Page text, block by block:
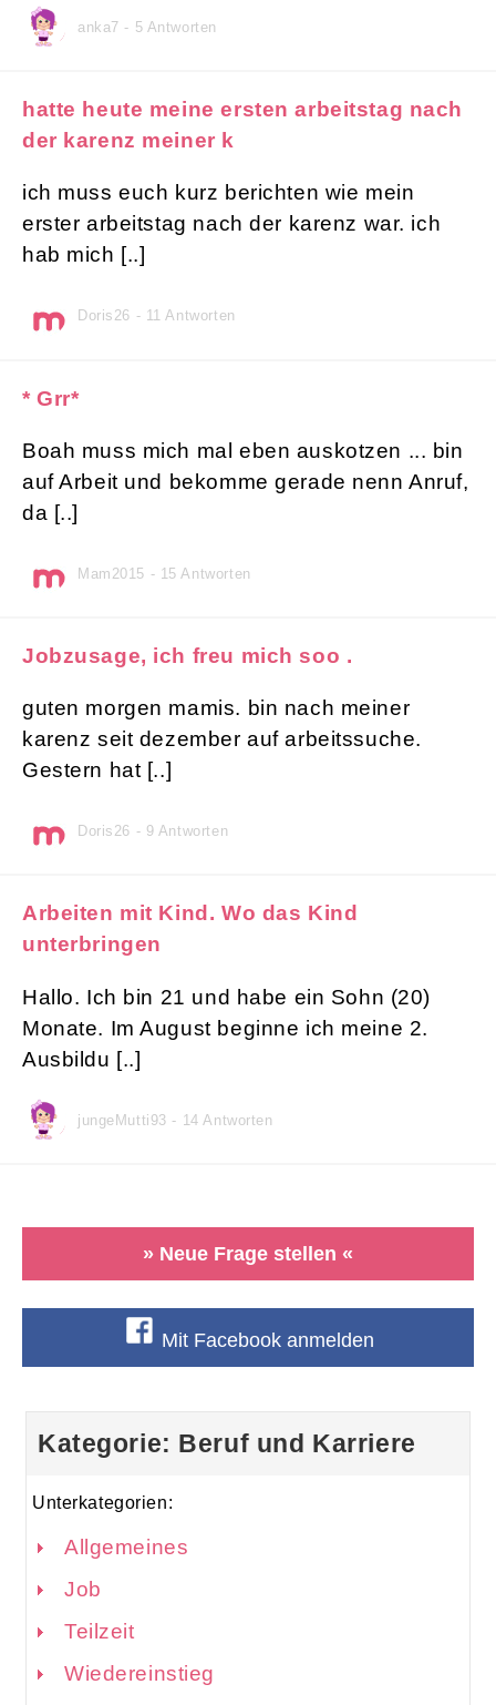
anka7 - 5 Antworten
hatte heute meine ersten arbeitstag nach
der karenz meiner k
ich muss euch kurz berichten wie mein
erster arbeitstag nach der karenz war. ich
hab mich [..]
Doris26 - 11 Antworten
* Grr*
Boah muss mich mal eben auskotzen ... bin
auf Arbeit und bekomme gerade nenn Anruf,
da [..]
Mam2015 - 15 Antworten
Jobzusage, ich freu mich soo .
guten morgen mamis. bin nach meiner
karenz seit dezember auf arbeitssuche.
Gestern hat [..]
Doris26 - 9 Antworten
Arbeiten mit Kind. Wo das Kind
unterbringen
Hallo. Ich bin 21 und habe ein Sohn (20)
Monate. Im August beginne ich meine 2.
Ausbildu [..]
jungeMutti93 - 14 Antworten
» Neue Frage stellen «
Mit Facebook anmelden
Kategorie: Beruf und Karriere
Unterkategorien:
Allgemeines
Job
Teilzeit
Wiedereinstieg